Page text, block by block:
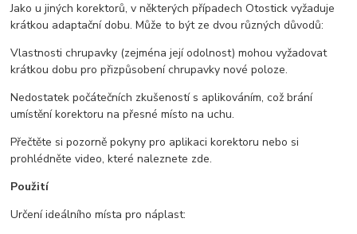
Jako u jiných korektorů, v některých případech Otostick vyžaduje
krátkou adaptační dobu. Může to být ze dvou různých důvodů:
Vlastnosti chrupavky (zejména její odolnost) mohou vyžadovat
krátkou dobu pro přizpůsobení chrupavky nové poloze.
Nedostatek počátečních zkušeností s aplikováním, což brání
umístění korektoru na přesné místo na uchu.
Přečtěte si pozorně pokyny pro aplikaci korektoru nebo si
prohlédněte video, které naleznete zde.
Použití
Určení ideálního místa pro náplast: